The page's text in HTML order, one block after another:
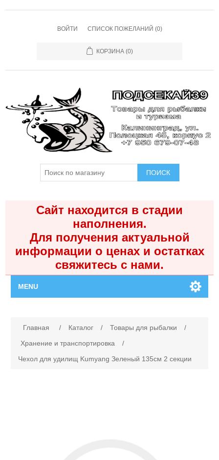
ВОЙТИ СПИСОК ПОЖЕЛАНИЙ (0)
КОРЗИНА (0)
ПОИСК
Сайт находится в стадии
наполнения.
Для получения актуальной
информации о ценах и остатках
свяжитесь с нами.
MENU
Каталог
Главная / Каталог / Товары для рыбалки
/
Хранение и транспортировка
/
Чехол для удилищ Kumyang Зеленый 135см 2 секции